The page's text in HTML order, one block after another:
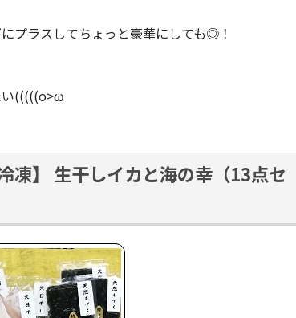
プラスしてちょっと豪華にしても◎！
い(((((o>ω
】 生干しイカと海の幸（13点セ